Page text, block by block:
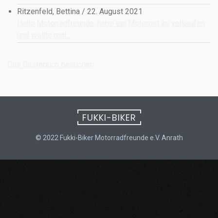
Ritzenfeld, Bettina / 22. August 2021
FUKKI-BIKER
© 2022 Fukki-Biker Motorradfreunde e.V. Anrath